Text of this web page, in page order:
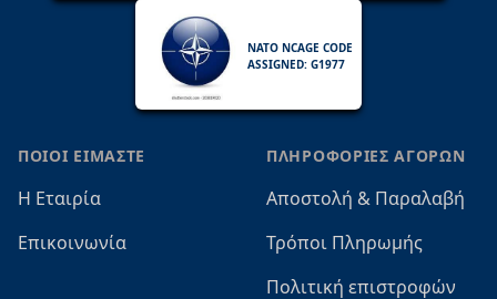
NATO NCAGE CODE
ASSIGNED: G1977
ΠΟΙΟΙ ΕΙΜΑΣΤΕ
Η Εταιρία
Επικοινωνία
ΠΛΗΡΟΦΟΡΙΕΣ ΑΓΟΡΩΝ
Αποστολή & Παραλαβή
Τρόποι Πληρωμής
Πολιτική επιστροφών